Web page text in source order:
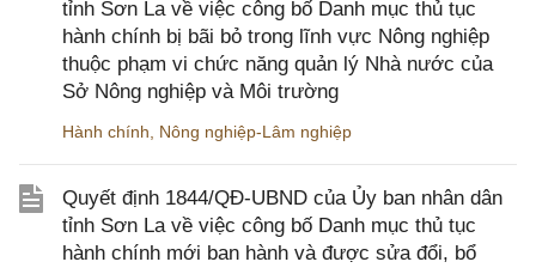
tỉnh Sơn La về việc công bố Danh mục thủ tục
hành chính bị bãi bỏ trong lĩnh vực Nông nghiệp
thuộc phạm vi chức năng quản lý Nhà nước của
Sở Nông nghiệp và Môi trường
Hành chính Nông nghiệp-Lâm nghiệp
Quyết định 1844/QĐ-UBND của Ủy ban nhân dân
tỉnh Sơn La về việc công bố Danh mục thủ tục
hành chính mới ban hành và được sửa đổi, bổ